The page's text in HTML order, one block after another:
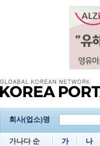
회사(업소)명
가나다 순 가 나